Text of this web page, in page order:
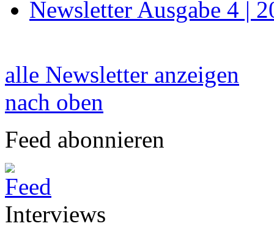
Newsletter Ausgabe 4 |
alle Newsletter anzeigen
nach oben
Feed abonnieren
Interviews